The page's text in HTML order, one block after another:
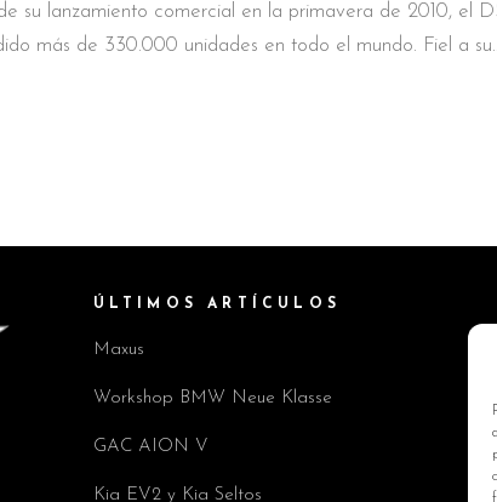
su lanzamiento comercial en la primavera de 2010, el
más de 330.000 unidades en todo el mundo. Fiel a su
ÚLTIMOS ARTÍCULOS
Maxus
Workshop BMW Neue Klasse
GAC AION V
Kia EV2 y Kia Seltos